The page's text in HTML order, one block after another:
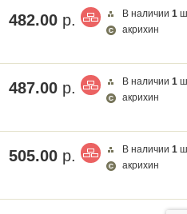
482.00 р. В наличии1
акрихин
487.00 р. В наличии1
акрихин
505.00 р. В наличии1
акрихин